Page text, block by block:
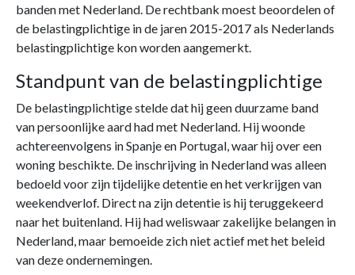
banden met Nederland. De rechtbank moest beoordelen of
de belastingplichtige in de jaren 2015-2017 als Nederlands
belastingplichtige kon worden aangemerkt.
Standpunt van de belastingplichtige
De belastingplichtige stelde dat hij geen duurzame band
van persoonlijke aard had met Nederland. Hij woonde
achtereenvolgens in Spanje en Portugal, waar hij over een
woning beschikte. De inschrijving in Nederland was alleen
bedoeld voor zijn tijdelijke detentie en het verkrijgen van
weekendverlof. Direct na zijn detentie is hij teruggekeerd
naar het buitenland. Hij had weliswaar zakelijke belangen in
Nederland, maar bemoeide zich niet actief met het beleid
van deze ondernemingen.